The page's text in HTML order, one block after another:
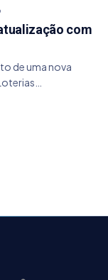
do próprio
com
de uma nova
implementando
de dezenas,